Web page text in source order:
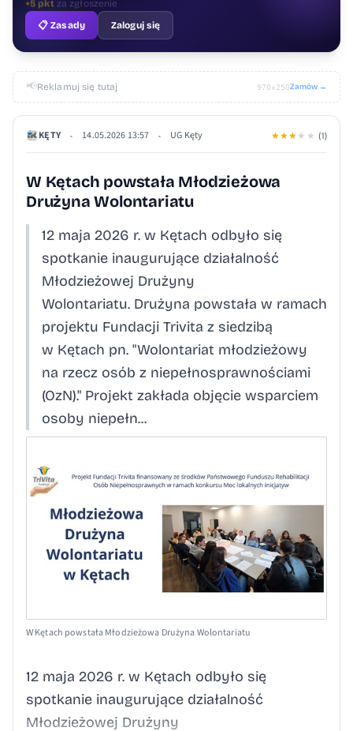
+1 pktza ocenę
📋 Zasady
Zaloguj się
📢Reklamuj się tutaj 970×250Zamów →
KĘTY • 14.05.2026 13:57 • UG Kęty ★★★ ★ ★ (1)
W Kętach powstała Młodzieżowa
Drużyna Wolontariatu
12 maja 2026 r. w Kętach odbyło się
spotkanie inaugurujące działalność
Młodzieżowej Drużyny
Wolontariatu. Drużyna powstała w ramach
projektu Fundacji Trivita z siedzibą
w Kętach pn. "Wolontariat młodzieżowy
na rzecz osób z niepełnosprawnościami
(OzN)." Projekt zakłada objęcie wsparciem
osoby niepełn...
W Kętach powstała Młodzieżowa Drużyna Wolontariatu
12 maja 2026 r. w Kętach odbyło się
spotkanie inaugurujące działalność
Młodzieżowej Drużyny